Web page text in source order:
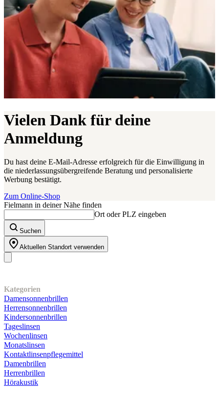
Vielen Dank für deine
Anmeldung
Du hast deine E-Mail-Adresse erfolgreich für die Einwilligung in
die niederlassungsübergreifende Beratung und personalisierte
Werbung bestätigt.
Zum Online-Shop
Fielmann in deiner Nähe finden
Ort oder PLZ eingeben
Suchen
Aktuellen Standort verwenden
Kategorien
Damensonnenbrillen
Herrensonnenbrillen
Kindersonnenbrillen
Tageslinsen
Wochenlinsen
Monatslinsen
Kontaktlinsenpflegemittel
Damenbrillen
Herrenbrillen
Hörakustik